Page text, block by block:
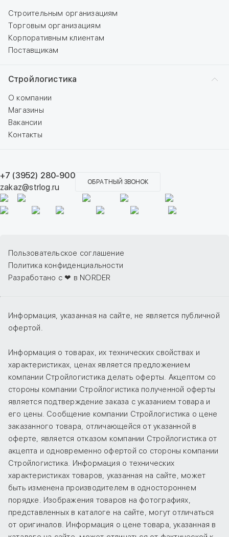
Строительным организациям
Торговым организациям
Корпоративным клиентам
Поставщикам
Стройлогистика
О компании
Магазины
Вакансии
Контакты
+7 (3952) 280-900
zakaz@strlog.ru
ОБРАТНЫЙ ЗВОНОК
Пользовательское соглашение
Политика конфиденциальности
Разработано с ❤ в NORDER
Информация, указанная на сайте, не является публичной
офертой.
Информация о товарах, их технических свойствах и
характеристиках, ценах является предложением
компании Стройлогистика делать оферты. Акцептом со
стороны компании Стройлогистика полученной оферты
является подтверждение заказа с указанием товара и
его цены. Сообщение компании Стройлогистика о цене
заказанного товара, отличающейся от указанной в
оферте, является отказом компании Стройлогистика от
акцепта и одновременно офертой со стороны компании
Стройлогистика. Информация о технических
характеристиках товаров, указанная на сайте, может
быть изменена производителем в одностороннем
порядке. Изображения товаров на фотографиях,
представленных в каталоге на сайте, могут отличаться
от оригиналов. Информация о цене товара, указанная в